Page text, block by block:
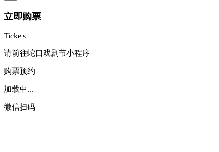
立即购票
Tickets
请前往蛇口戏剧节小程序
购票预约
加载中...
微信扫码